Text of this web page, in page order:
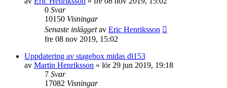
0 Svar
10150 Visningar
Senaste inläggetav Eric Henriksson
fre 08 nov 2019, 15:02
Uppdatering av stagebox midas dl153
av Martin Henriksson » lör 29 jun 2019, 19:18
7 Svar
17082 Visningar